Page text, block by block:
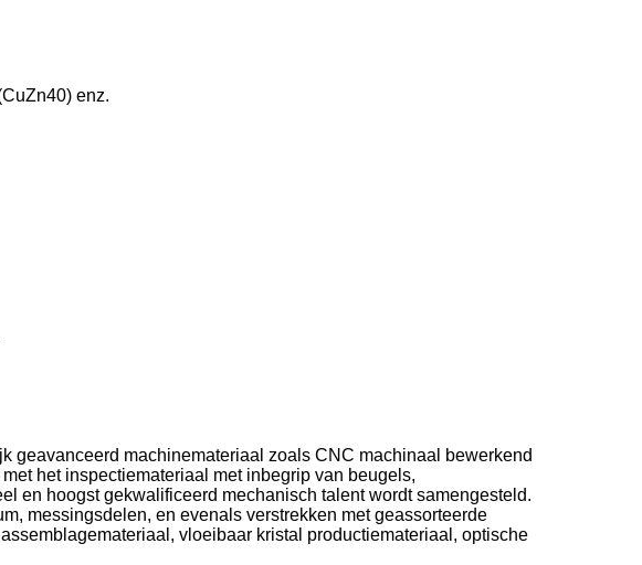
enz.
geavanceerd machinemateriaal zoals CNC machinaal bewerkend
het inspectiemateriaal met inbegrip van beugels,
en hoogst gekwalificeerd mechanisch talent wordt samengesteld.
messingsdelen, en evenals verstrekken met geassorteerde
vloeibaar kristal productiemateriaal, optische